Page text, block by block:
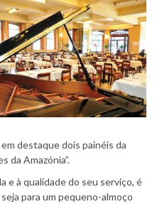
destaque dois painéis da
da Amazónia”.
e à qualidade do seu serviço, é
para um pequeno-almoço